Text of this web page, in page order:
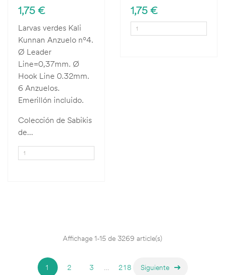
1,75 €
Larvas verdes Kali
Kunnan Anzuelo nº4.
Ø Leader
Line=0,37mm. Ø
Hook Line 0.32mm.
6 Anzuelos.
Emerillón incluido.
Colección de Sabikis
de...
1,75 €
Affichage 1-15 de 3269 article(s)
1 2 3 … 218 Siguiente